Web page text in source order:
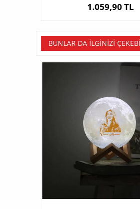
1.059,90 TL
BUNLAR DA İLGINIZI